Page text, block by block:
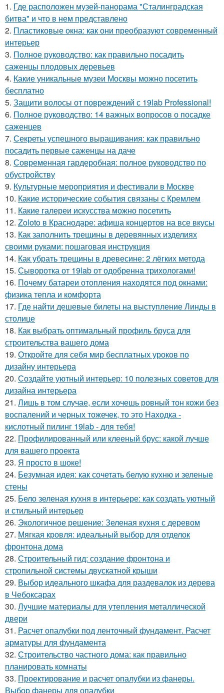
1. Где расположен музей-панорама "Сталинградская
битва" и что в нем представлено
2. Пластиковые окна: как они преобразуют современный
интерьер
3. Полное руководство: как правильно посадить
саженцы плодовых деревьев
4. Какие уникальные музеи Москвы можно посетить
бесплатно
5. Защити волосы от повреждений с 19lab Professional!
6. Полное руководство: 14 важных вопросов о посадке
саженцев
7. Секреты успешного выращивания: как правильно
посадить первые саженцы на даче
8. Современная гардеробная: полное руководство по
обустройству
9. Культурные мероприятия и фестивали в Москве
10. Какие исторические события связаны с Кремлем
11. Какие галереи искусства можно посетить
12. Zoloto в Краснодаре: афиша концертов на все вкусы
13. Как заполнить трещины в деревянных изделиях
своими руками: пошаговая инструкция
14. Как убрать трещины в древесине: 2 лёгких метода
15. Сыворотка от 19lab от одобренна трихологами!
16. Почему батареи отопления находятся под окнами:
физика тепла и комфорта
17. Где найти дешевые билеты на выступление Линды в
столице
18. Как выбрать оптимальный профиль бруса для
строительства вашего дома
19. Откройте для себя мир бесплатных уроков по
дизайну интерьера
20. Создайте уютный интерьер: 10 полезных советов для
дизайна интерьера
21. Лишь в том случае, если хочешь ровный тон кожи без
воспалений и черных тожечек, то это Находка -
кислотный пилинг 19lab - для тебя!
22. Профилированный или клееный брус: какой лучше
для вашего проекта
23. Я просто в шоке!
24. Безумная идея: как сочетать белую кухню и зеленые
стены
25. Бело зеленая кухня в интерьере: как создать уютный
и стильный интерьер
26. Экологичное решение: Зеленая кухня с деревом
27. Мягкая кровля: идеальный выбор для отделок
фронтона дома
28. Строительный гид: создание фронтона и
стропильной системы двускатной крыши
29. Выбор идеального шкафа для раздевалок из дерева
в Чебоксарах
30. Лучшие материалы для утепления металлической
двери
31. Расчет опалубки под ленточный фундамент. Расчет
арматуры для фундамента
32. Строительство частного дома: как правильно
планировать комнаты
33. Проектирование и расчет опалубки из фанеры.
Выбор фанеры для опалубки